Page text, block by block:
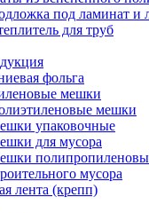
под ламинат и
для труб
фольга
мешки
мешки
упаковочные
для мусора
мусора
лента (крепп)